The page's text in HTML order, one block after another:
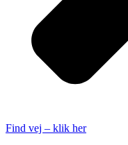
Find vej – klik her